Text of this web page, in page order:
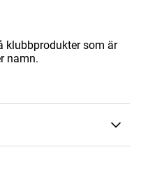
klubbprodukter som är
namn.